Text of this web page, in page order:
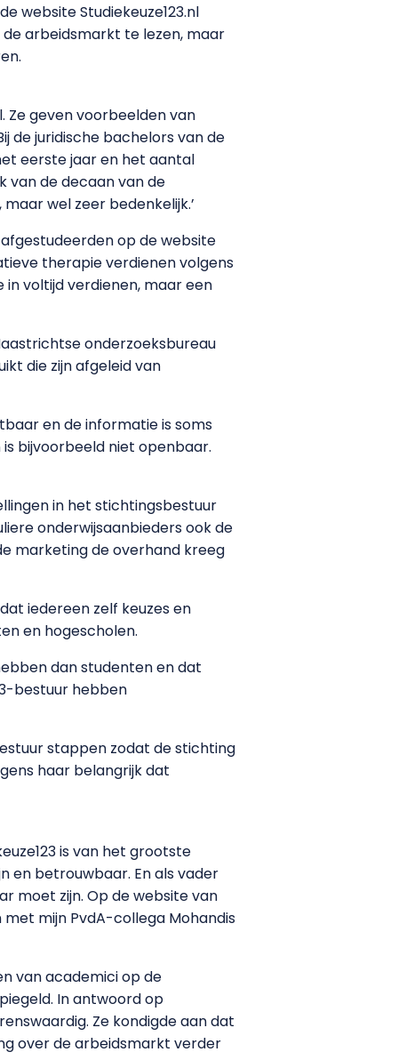
website Studiekeuze123.nl
arbeidsmarkt te lezen, maar
geven voorbeelden van
de juridische bachelors van de
eerste jaar en het aantal
van de decaan van de
wel zeer bedenkelijk.’
op de website
therapie verdienen volgens
in voltijd verdienen, maar een
onderzoeksbureau
die zijn afgeleid van
en de informatie is soms
bijvoorbeeld niet openbaar.
in het stichtingsbestuur
onderwijsaanbieders ook de
marketing de overhand kreeg
iedereen zelf keuzes en
en hogescholen.
dan studenten en dat
bestuur hebben
stappen zodat de stichting
haar belangrijk dat
is van het grootste
en betrouwbaar. En als vader
moet zijn. Op de website van
met mijn PvdA-collega Mohandis
van academici op de
In antwoord op
Ze kondigde aan dat
over de arbeidsmarkt verder